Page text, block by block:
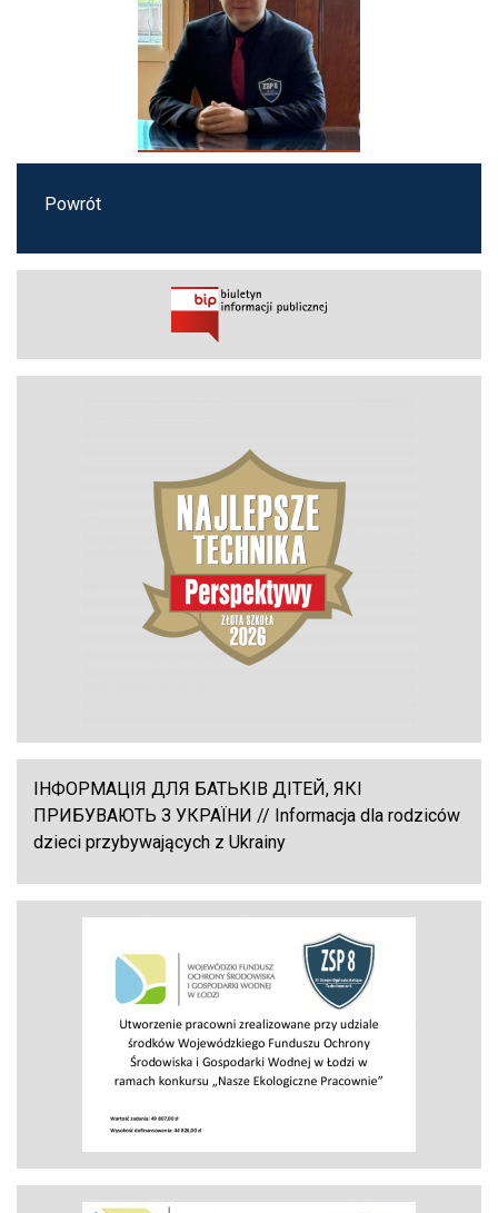
Powrót
ІНФОРМАЦІЯ ДЛЯ БАТЬКІВ ДІТЕЙ, ЯКІ
ПРИБУВАЮТЬ З УКРАЇНИ // Informacja dla rodziców
dzieci przybywających z Ukrainy